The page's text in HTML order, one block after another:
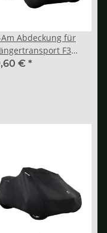
Am Abdeckung für
F3
ab 2017
€ *